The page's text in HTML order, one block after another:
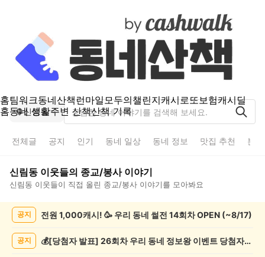
홈팀워크동네산책런마일모두의챌린지캐시로또보험캐시딜
홈동네 생활주변 산책산책 기록
신림동
전체글 공지 인기 동네 일상 동네 정보 맛집 추천 분
신림동 이웃들의 종교/봉사이야기
신림동 이웃들이 직접 올린 종교/봉사 이야기를 모아봐요
공지 전원 1,000캐시! 🥳 우리 동네 썰전 14회차 OPEN (~8/17)
공지 💰[당첨자 발표] 26회차 우리 동네 정보왕 이벤트 당첨자를 발표합니다!